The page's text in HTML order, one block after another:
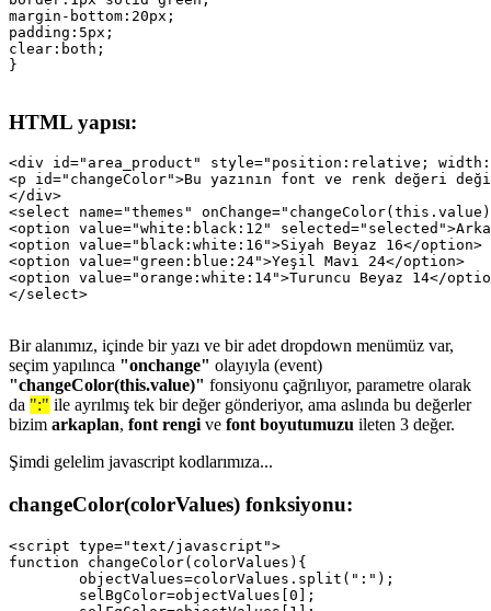
margin-bottom:20px;
padding:5px;
clear:both;
HTML yapısı:
<div id="area_product" style="position:relative;
<p id="changeColor">Bu yazının font ve renk değeri
</div>
<select name="themes"
<option value="white:black:12"
<option value="black:white:16">Siyah Beyaz 16</option>
<option value="green:blue:24">Yeşil Mavi 24</option>
<option value="orange:white:14">Turuncu Beyaz 14</
Bir alanımız, içinde bir yazı ve bir adet dropdown menümüz var,
seçim yapılınca "onchange" olayıyla (event)
"changeColor(this.value)" fonsiyonu çağrılıyor, parametre olarak
da ":" ile ayrılmış tek bir değer gönderiyor, ama aslında bu değerler
bizim arkaplan, font rengi ve font boyutumuzu ileten 3 değer.
Şimdi gelelim javascript kodlarımıza...
changeColor(colorValues) fonksiyonu:
<script type="text/javascript">
function changeColor(colorValues){